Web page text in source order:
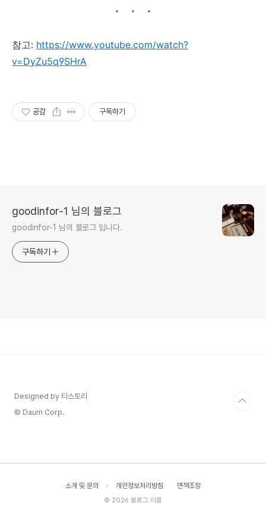
참고: https://www.youtube.com/watch?
v=DyZu5q9SHrA
공감 구독하기
goodinfor-1 님의 블로그
goodinfor-1 님의 블로그 입니다.
구독하기
Designed by 티스토리
© Daum Corp.
소개 및 문의 · 개인정보처리방침 면책조항
© 2026 블로그 이름